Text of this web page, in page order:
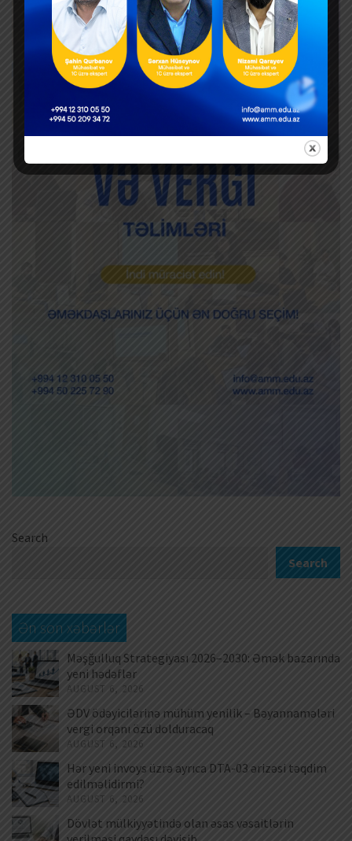
Search
Search
Ən son xəbərlər
Məşğulluq Strategiyası 2026–2030: Əmək bazarında
yeni hədəflər
AUGUST 6, 2026
ƏDV ödəyicilərinə mühüm yenilik – Bəyannamələri
vergi orqanı özü dolduracaq
AUGUST 6, 2026
Hər yeni invoys üzrə ayrıca DTA-03 ərizəsi təqdim
edilməlidirmi?
AUGUST 6, 2026
Dövlət mülkiyyətində olan əsas vəsaitlərin